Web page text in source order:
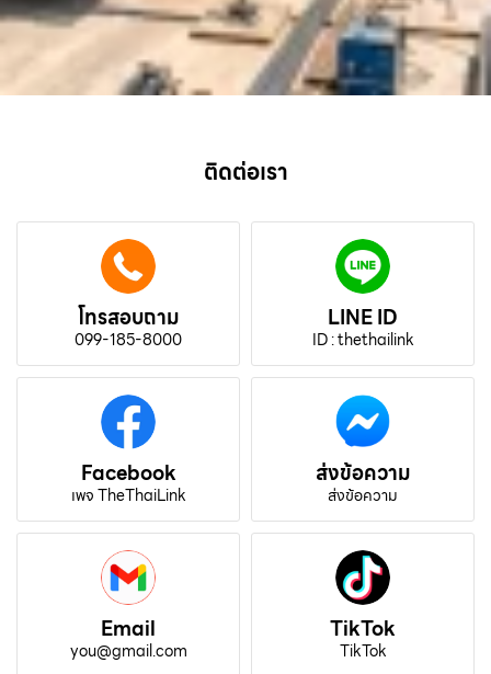
ติดต่อเรา
โทรสอบถาม
099-185-8000
LINE ID
ID : thethailink
Facebook
เพจ TheThaiLink
ส่งข้อความ
ส่งข้อความ
Email
you@gmail.com
TikTok
TikTok